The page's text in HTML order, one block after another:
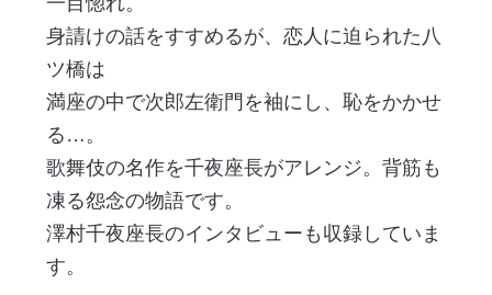
身請けの話をすすめるが、恋人に迫られた八
ツ橋は
満座の中で次郎左衛門を袖にし、恥をかかせ
る…。
歌舞伎の名作を千夜座長がアレンジ。背筋も
凍る怨念の物語です。
澤村千夜座長のインタビューも収録していま
す。